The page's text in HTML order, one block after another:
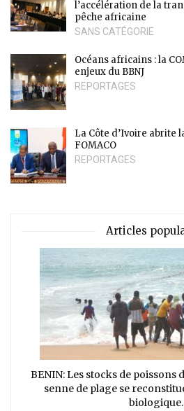
l’accélération de la
pêche africaine
SANS CATÉGORIE
Océans africains : la
enjeux du BBNJ
REPORTAGES
La Côte d’Ivoire abrite
FOMACO
REPORTAGES
Articles
BENIN: Les stocks de poissons
senne de plage se
biologique.